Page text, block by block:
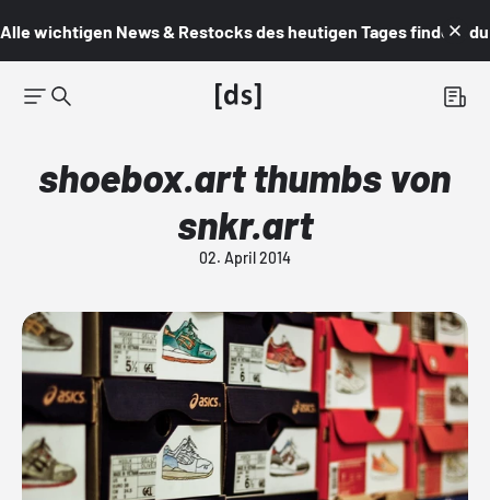
Alle wichtigen News & Restocks des heutigen Tages findest du
shoebox.art thumbs von
snkr.art
02. April 2014